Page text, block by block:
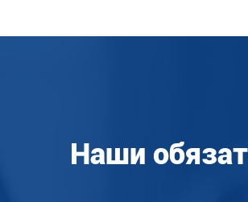
Наши